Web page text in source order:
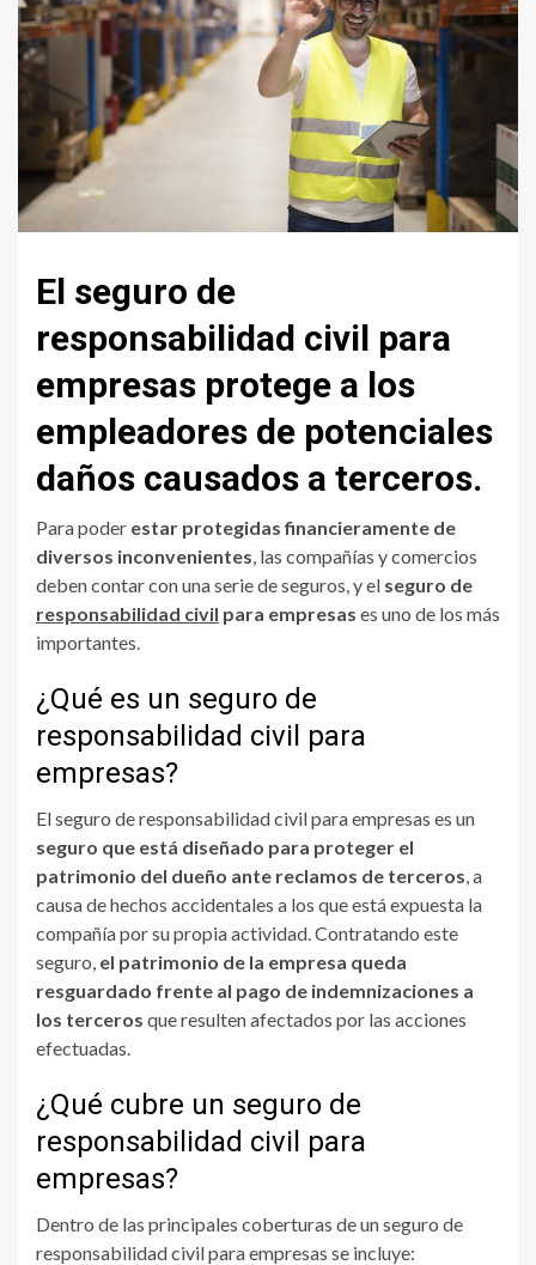
El seguro de
responsabilidad civil para
empresas protege a los
empleadores de potenciales
daños causados a terceros.
Para poder estar protegidas financieramente de
diversos inconvenientes , las compañías y comercios
deben contar con una serie de seguros, y el seguro de
responsabilidad civil para empresas es uno de los más
importantes.
¿Qué es un seguro de
responsabilidad civil para
empresas?
El seguro de responsabilidad civil para empresas es un
seguro que está diseñado para proteger el
patrimonio del dueño ante reclamos de terceros , a
causa de hechos accidentales a los que está expuesta la
compañía por su propia actividad. Contratando este
seguro, el patrimonio de la empresa queda
resguardado frente al pago de indemnizaciones a
los terceros que resulten afectados por las acciones
efectuadas.
¿Qué cubre un seguro de
responsabilidad civil para
empresas?
Dentro de las principales coberturas de un seguro de
responsabilidad civil para empresas se incluye: